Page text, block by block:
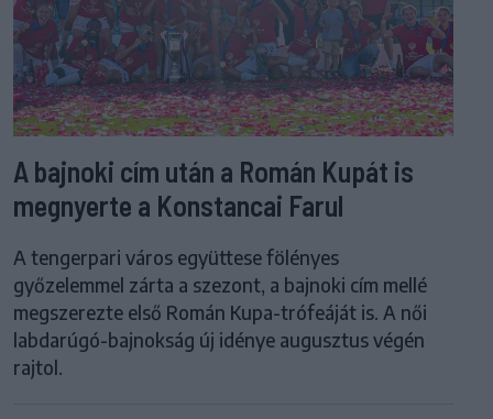
A bajnoki cím után a Román Kupát is
megnyerte a Konstancai Farul
A tengerpari város együttese fölényes
győzelemmel zárta a szezont, a bajnoki cím mellé
megszerezte első Román Kupa-trófeáját is. A női
labdarúgó-bajnokság új idénye augusztus végén
rajtol.